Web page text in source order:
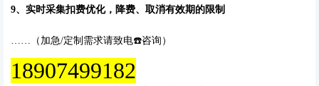
9、 实时采集扣费优化，降费、取消有效期的限制
……（加急/定制需求请致电☎️咨询）
18907499182